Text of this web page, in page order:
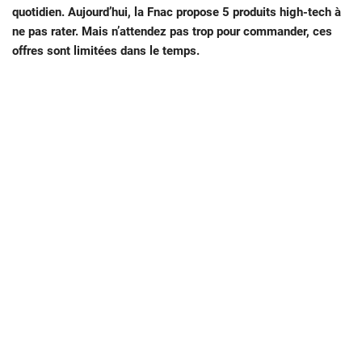
quotidien. Aujourd’hui, la Fnac propose 5 produits high-tech à
ne pas rater. Mais n’attendez pas trop pour commander, ces
offres sont limitées dans le temps.